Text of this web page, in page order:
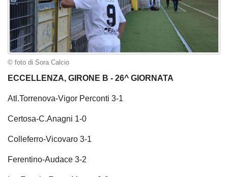
© foto di Sora Calcio
ECCELLENZA, GIRONE B - 26^ GIORNATA
Atl.Torrenova-Vigor Perconti 3-1
Certosa-C.Anagni 1-0
Colleferro-Vicovaro 3-1
Ferentino-Audace 3-2